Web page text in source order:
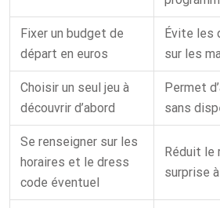
Fixer un budget de
départ en euros
Évite les
sur les
Choisir un seul jeu à
découvrir d’abord
Permet
sans
Se renseigner sur les
horaires et le dress
code éventuel
Réduit le
surprise à